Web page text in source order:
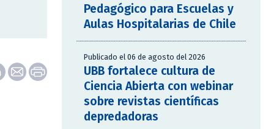
Pedagógico para Escuelas y
Aulas Hospitalarias de Chile
Publicado el 06 de agosto del 2026
UBB fortalece cultura de
Ciencia Abierta con webinar
sobre revistas científicas
depredadoras